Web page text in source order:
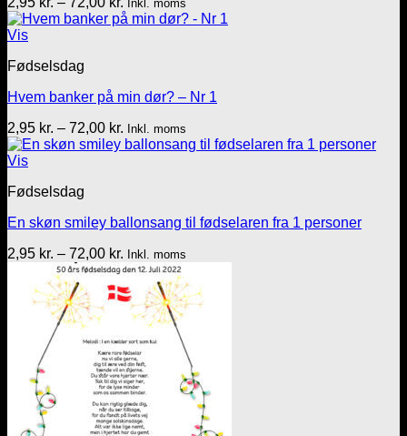
2,95 kr.
Inkl. moms
Vis
Fødselsdag
Hvem banker på min dør? – Nr 1
2,95 kr. – 72,00 kr. Prisinterval:
2,95 kr.
Inkl. moms
Vis
Fødselsdag
En skøn smiley ballonsang til fødselaren fra 1 personer
2,95 kr. – 72,00 kr. Prisinterval:
2,95 kr.
til
72,00 kr.
Inkl. moms